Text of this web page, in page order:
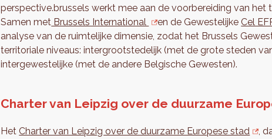
perspective.brussels werkt mee aan de voorbereiding van
Samen met Brussels International en de GewestelijkeCel
analyse van de ruimtelijke dimensie, zodat het Brussels
territoriale niveaus: intergrootstedelijk (met de grote steden
intergewestelijke (met de andere Belgische Gewesten).
Charter van Leipzig over de duurzame
HetCharter van Leipzig over de duurzame Europese stad
,